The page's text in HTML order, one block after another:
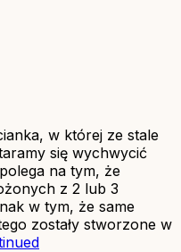
w której ze stale
się wychwycić
na tym, że
z 2 lub 3
w tym, że same
zostały stworzone w